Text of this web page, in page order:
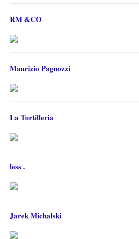
RM &CO
Maurizio Pagnozzi
La Tortilleria
less .
Jarek Michalski